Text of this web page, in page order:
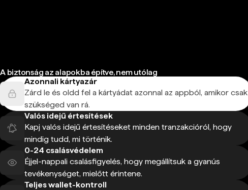
A biztonság az alapokba építve, nem utólag
Azonnali kártyazár
Zárd le és oldd fel a kártyádat azonnal az appból, amikor csak
szükséged van rá.
Valós idejű értesítések
Kapj valós idejű értesítéseket minden tranzakcióról, hogy
mindig tudd, mi történik.
0-24 csalásvédelem
Éjjel-nappali csalásfigyelés, hogy megállítsuk a gyanús
tevékenységet, mielőtt érintene.
Teljes wallet-kontroll